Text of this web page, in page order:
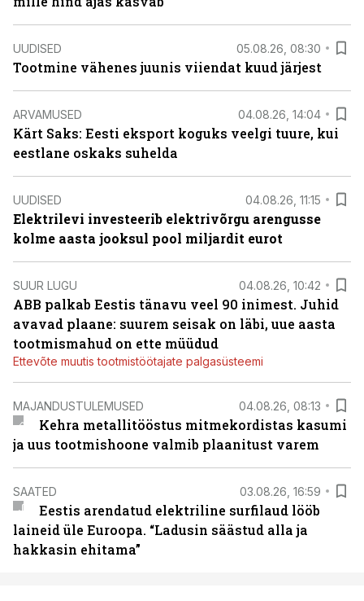
UUDISED 05.08.26, 08:30
Tootmine vähenes juunis viiendat kuud järjest
ARVAMUSED 04.08.26, 14:04
Kärt Saks: Eesti eksport koguks veelgi tuure, kui
eestlane oskaks suhelda
UUDISED 04.08.26, 11:15
Elektrilevi investeerib elektrivõrgu arengusse
kolme aasta jooksul pool miljardit eurot
SUUR LUGU 04.08.26, 10:42
ABB palkab Eestis tänavu veel 90 inimest. Juhid
avavad plaane: suurem seisak on läbi, uue aasta
tootmismahud on ette müüdud
Ettevõte muutis tootmistöötajate palgasüsteemi
MAJANDUSTULEMUSED 04.08.26, 08:13
Kehra metallitööstus mitmekordistas kasumi
ja uus tootmishoone valmib plaanitust varem
SAATED 03.08.26, 16:59
Eestis arendatud elektriline surfilaud lööb
laineid üle Euroopa. “Ladusin säästud alla ja
hakkasin ehitama”